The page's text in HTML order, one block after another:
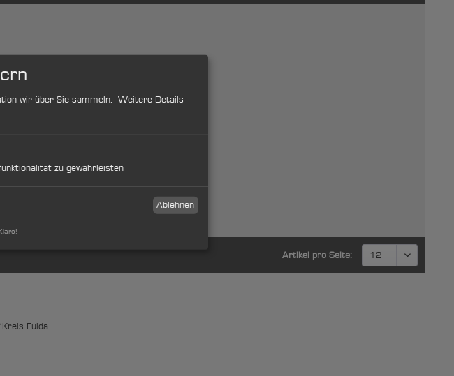
Artikel pro Seite:
Fulda
wir über Sie sammeln.
Weitere Details
zu gewährleisten
Ablehnen